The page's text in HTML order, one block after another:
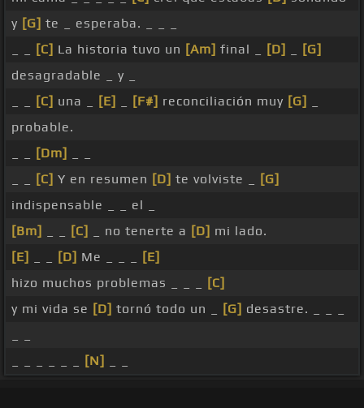
y [G] te _ esperaba. _ _ _
[C] La historia tuvo un [Am] final _ [D]
[G]
desagradable _ y _
[C] una _ [E] [F#] reconciliación muy [G]
probable.
[Dm]
[C] Y en resumen [D] te volviste _
[G]
indispensable _ _ el _
[Bm]
[C] _ no tenerte a [D] mi lado.
[E]
[D] Me _ _ _
[E]
hizo muchos problemas _ _ _
[C]
y mi vida se [D] tornó todo un _ [G] desastre. _ _ _
[N]